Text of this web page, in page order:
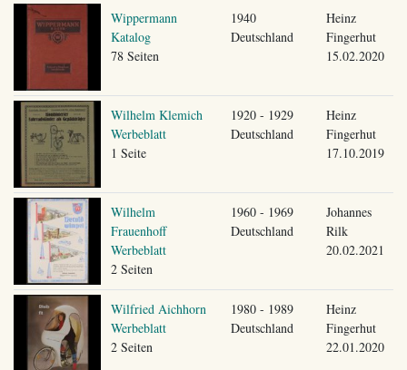
Wippermann
Katalog
78 Seiten
1940
Deutschland
Heinz
Fingerhut
15.02.2020
Wilhelm Klemich
Werbeblatt
1 Seite
1920 - 1929
Deutschland
Heinz
Fingerhut
17.10.2019
Wilhelm
Frauenhoff
Werbeblatt
2 Seiten
1960 - 1969
Deutschland
Johannes
Rilk
20.02.2021
Wilfried Aichhorn
Werbeblatt
2 Seiten
1980 - 1989
Deutschland
Heinz
Fingerhut
22.01.2020